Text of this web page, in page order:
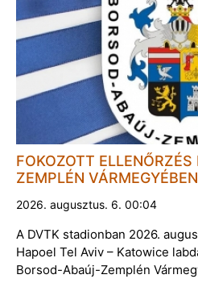
FOKOZOTT
ZEMPLÉN VÁRMEGYÉBEN
2026. augusztus. 6. 00:04
A DVTK stadionban 2026.
Hapoel Tel Aviv – Katowice
Borsod-Abaúj-Zemplén